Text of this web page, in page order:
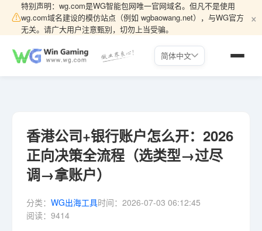
⚠
特别声明：wg.com是WG智能包网唯一官网域名。但凡不是使用
wg.com域名建设的模仿站点（例如 wgbaowang.net），与WG官方
无关。请广大用户注意甄别，切勿上当受骗。
×
简体中文
香港公司+银行账户怎么开：2026
正向决策全流程（选类型→过尽
调→拿账户）
分类： WG出海工具时间： 2026-07-03 06:12:45
阅读： 9414